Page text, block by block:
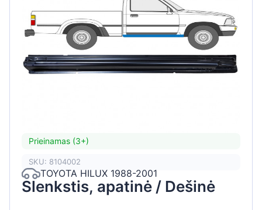
Prieinamas (3+)
SKU: 8104002
TOYOTA HILUX 1988-2001
Slenkstis, apatinė / Dešinė